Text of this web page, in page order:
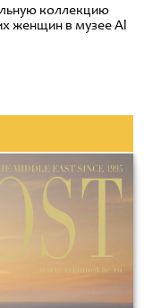
коллекцию
женщин в музее Al